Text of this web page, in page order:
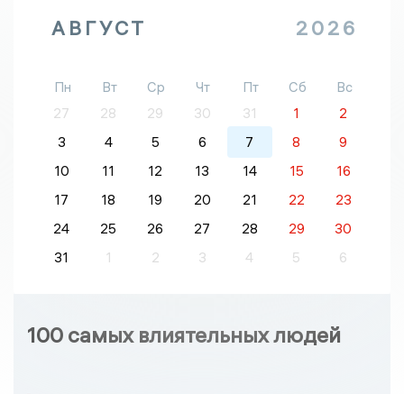
АВГУСТ 2026
Пн Вт Ср Чт Пт Сб
Вс
27
28 29 30 31 1
2
3
4 5 6 7 8
9
10
11 12 13 14 15
16
17
18 19 20 21 22
23
24
25 26 27 28 29
30
31
1 2 3 4 5 6
100 самых влиятельных людей